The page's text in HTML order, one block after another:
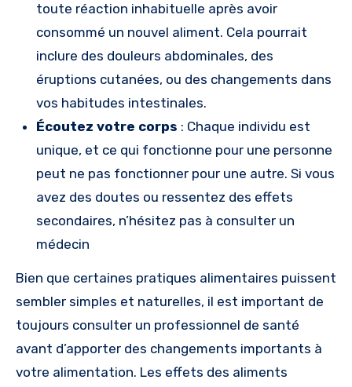
toute réaction inhabituelle après avoir
consommé un nouvel aliment. Cela pourrait
inclure des douleurs abdominales, des
éruptions cutanées, ou des changements dans
vos habitudes intestinales.
Écoutez votre corps : Chaque individu est
unique, et ce qui fonctionne pour une personne
peut ne pas fonctionner pour une autre. Si vous
avez des doutes ou ressentez des effets
secondaires, n’hésitez pas à consulter un
médecin
Bien que certaines pratiques alimentaires puissent
sembler simples et naturelles, il est important de
toujours consulter un professionnel de santé
avant d’apporter des changements importants à
votre alimentation. Les effets des aliments